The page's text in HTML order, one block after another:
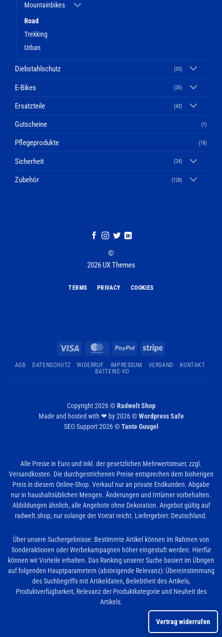
Mountainbikes
Road
Trekking
Urban
Diebstahlschutz (35)
E-Bikes (26)
Ersatzteile (43)
Gutscheine (1)
Pflegeprodukte (18)
Sicherheit (24)
Zubehör (128)
©
2026 UX Themes
TERMS PRIVACY COOKIES
MasterCardPayPal Stripe
AGB DATENSCHUTZ WIDERRUF IMPRESSUM VERSAND
KONTAKT
BATTERIE-VO
Copyright 2026 ©Radwelt Shop
Made and hosted with ❤ by 2026 ©Wordpress Safe
SEO Support 2026 ©Tante Guugel
Alle Preise in Euro und inkl. der gesetzlichen Mehrwertsteuer, zzgl.
Versandkosten. Die durchgestrichenen Preise entsprechen dem bisherigen
Preis in diesem Online-Shop. Verkauf nur an private Endkunden. Abgabe
nur in haushaltsüblichen Mengen. Änderungen und Irrtümer vorbehalten.
Abbildungen ähnlich, alle Angebote ohne Dekoration. Angebot gültig auf
radwelt.shop, nur solange der Vorrat reicht. Liefergebiet: Deutschland.
Über unsere Suchergebnisse: Bestimmte Artikel können im Rahmen von
Sonderaktionen oder Werbekampagnen höher eingestuft werden. Hierfür
können wir Vorteile erhalten. Das Ranking unserer Suche basiert im Übrigen
auf folgenden Hauptparametern (absteigende Relevanz): Übereinstimmung
des Suchbegriffs mit Artikeldaten, Beliebtheit des Artikels,
Produktverfügbarkeit, Relevanz der Produktkategorie und Neuheit des
Artikels.
Vertrag widerrufen